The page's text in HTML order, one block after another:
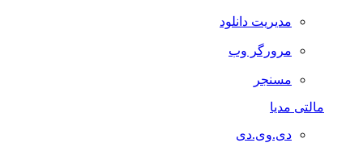
مدیریت دانلود
مرورگر وب
مسنجر
مالتی مدیا
دی.وی.دی